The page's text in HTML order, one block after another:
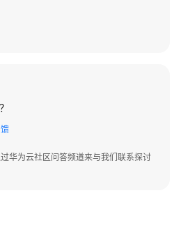
华为云社区问答频道来与我们联系探讨